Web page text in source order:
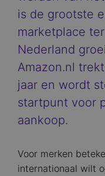
is de grootste
marketplace
Nederland
Amazon.nl
jaar en wordt
startpunt voor
aankoop.
Voor merken
internationaal wilt